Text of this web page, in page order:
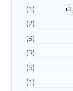
(1)
(2)
(9)
(3)
(5)
(1)